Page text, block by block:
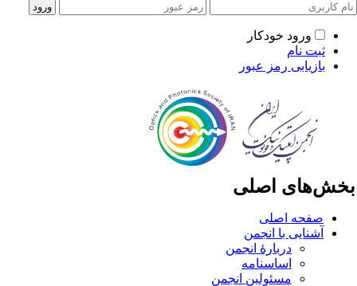
ورود خودکار
ثبت نام
بازیابی رمز عبور
اصلی
صفحه اصلی
آشنایی با انجمن
دربارۀ انجمن
اساسنامه
مسئولین انجمن